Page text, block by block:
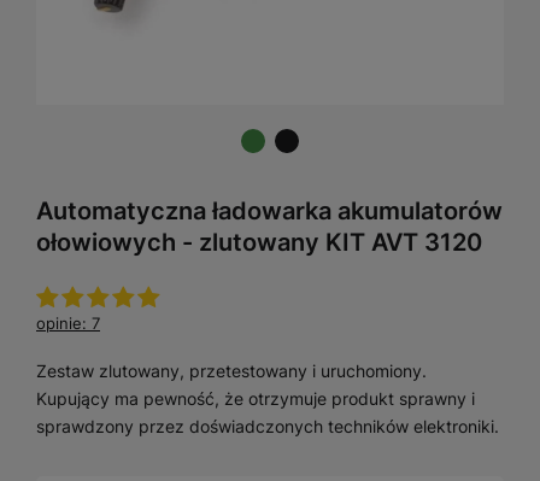
Automatyczna ładowarka akumulatorów
ołowiowych - zlutowany KIT AVT 3120
opinie: 7
Zestaw zlutowany, przetestowany i uruchomiony.
Kupujący ma pewność, że otrzymuje produkt sprawny i
sprawdzony przez doświadczonych techników elektroniki.